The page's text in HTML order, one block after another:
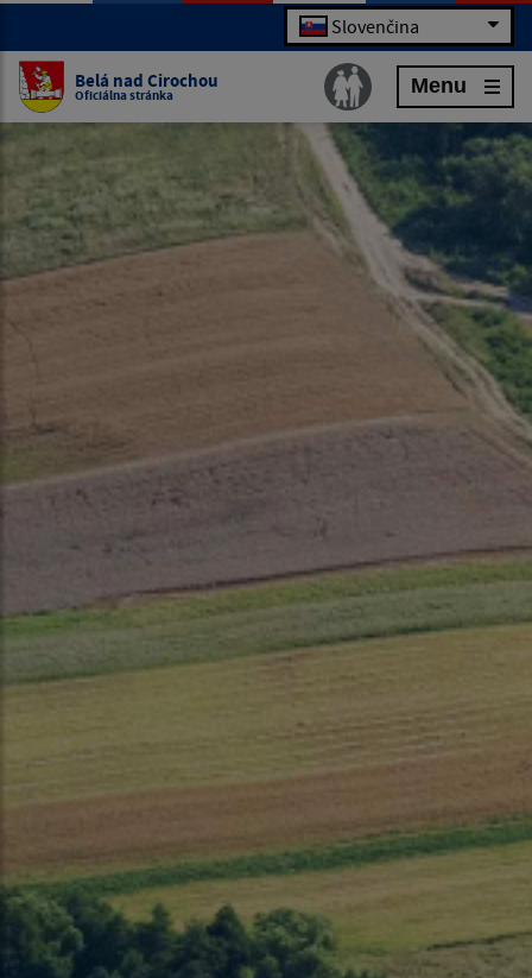
Slovenčina
Belá nad Cirochou
Oficiálna stránka Menu